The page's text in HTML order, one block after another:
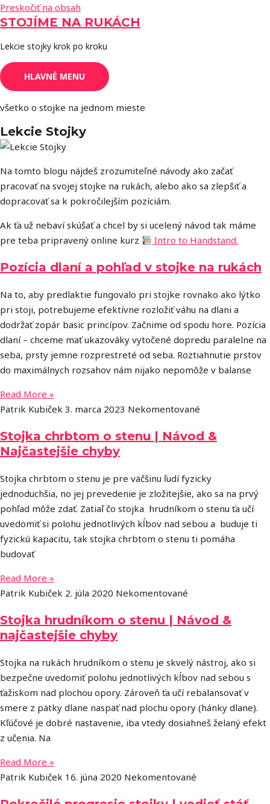
Preskočiť na obsah
STOJÍME NA RUKÁCH
Lekcie stojky krok po kroku
HLAVNÉ MENU
všetko o stojke na jednom mieste
Lekcie Stojky
Na tomto blogu nájdeš zrozumiteľné návody ako začať
pracovať na svojej stojke na rukách, alebo ako sa zlepšiť a
dopracovať sa k pokročilejším pozíciám.
Ak ťa už nebaví skúšať a chcel by si ucelený návod tak máme
pre teba pripravený online kurz
Intro to Handstand.
Pozícia dlaní a pohľad v stojke na rukách
Na to, aby predlaktie fungovalo pri stojke rovnako ako lýtko
pri stoji, potrebujeme efektívne rozložiť váhu na dlani a
dodržať zopár basic princípov. Začnime od spodu hore. Pozícia
dlaní – chceme mať ukazováky vytočené dopredu paralelne na
seba, prsty jemne rozprestreté od seba. Roztiahnutie prstov
do maximálnych rozsahov nám nijako nepomôže v balanse
Read More »
Patrik Kubiček 3. marca 2023 Nekomentované
Stojka chrbtom o stenu | Návod &
Najčastejšie chyby
Stojka chrbtom o stenu je pre väčšinu ľudí fyzicky
jednoduchšia, no jej prevedenie je zložitejšie, ako sa na prvý
pohľad môže zdať. Zatiaľ čo stojka hrudníkom o stenu ťa učí
uvedomiť si polohu jednotlivých kĺbov nad sebou a buduje ti
fyzickú kapacitu, tak stojka chrbtom o stenu ti pomáha
budovať
Read More »
Patrik Kubiček 2. júla 2020 Nekomentované
Stojka hrudníkom o stenu | Návod &
najčastejšie chyby
Stojka na rukách hrudníkom o stenu je skvelý nástroj, ako si
bezpečne uvedomiť polohu jednotlivých kĺbov nad sebou s
ťažiskom nad plochou opory. Zároveň ťa učí rebalansovať v
smere z pätky dlane naspäť nad plochu opory (hánky dlane).
Kľúčové je dobré nastavenie, iba vtedy dosiahneš želaný efekt
z učenia. Na
Read More »
Patrik Kubiček 16. júna 2020 Nekomentované